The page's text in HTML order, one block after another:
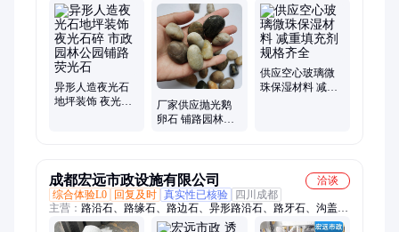
砂、天然岩片、云母粉/片、异性玻璃微珠、彩色玻璃砂、贝壳
彩片、重钙粉、彩石、胶粘石骨料、透水地坪骨料、水磨石骨
料、大玻璃块、萤石块/粉、岩片、超细蛭石粉
异形人造夜光石
地坪装饰 夜光石
厂家供应抛光鹅
卵石 铺路园林雨
供应空心玻璃微
珠保湿材料 减重
成都宏远市政设施有限公司
洽谈
综合体验L0
回复及时 真实性已核验
四川成都
主营： 路沿石、路缘石、路边石、异形路沿石、路牙石、沟盖
板、水泥盖板、电力盖板、电力沟槽、水篦子、透水砖、水泥